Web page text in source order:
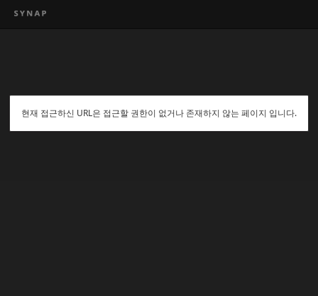
현재 접근하신 URL은 접근할 권한이 없거나 존재하지 않는 페이지 입니다.